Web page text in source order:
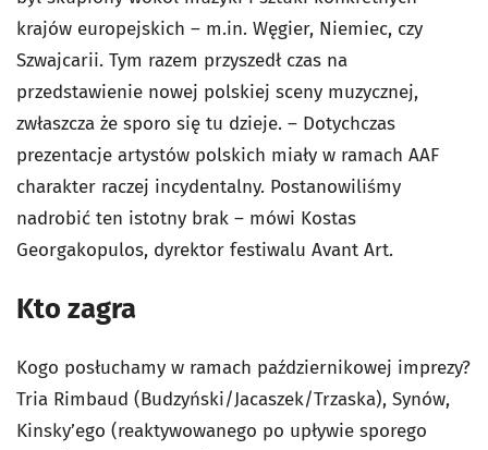
krajów europejskich – m.in. Węgier, Niemiec, czy
Szwajcarii. Tym razem przyszedł czas na
przedstawienie nowej polskiej sceny muzycznej,
zwłaszcza że sporo się tu dzieje. – Dotychczas
prezentacje artystów polskich miały w ramach AAF
charakter raczej incydentalny. Postanowiliśmy
nadrobić ten istotny brak – mówi Kostas
Georgakopulos, dyrektor festiwalu Avant Art.
Kto zagra
Kogo posłuchamy w ramach październikowej imprezy?
Tria Rimbaud (Budzyński/Jacaszek/Trzaska), Synów,
Kinsky’ego (reaktywowanego po upływie sporego